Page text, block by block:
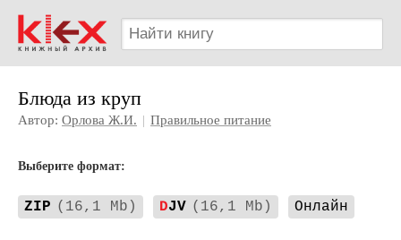
Блюда из круп
Автор: Орлова Ж.И. | Правильное питание
Выберите формат:
ZIP (16,1 Mb) DJV (16,1 Mb) Онлайн